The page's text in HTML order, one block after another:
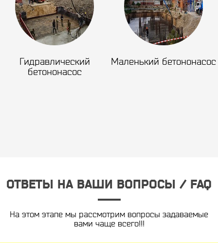
Гидравлический
бетононасос
Маленький бетононасос
ОТВЕТЫ НА ВАШИ ВОПРОСЫ / FAQ
На этом этапе мы рассмотрим вопросы задаваемые
вами чаще всего!!!